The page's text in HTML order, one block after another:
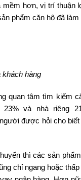
hơn, vị trí thuận
phẩm căn hộ đã làm
khách hàng
quan tâm tìm kiếm
và nhà riêng
được hỏi cho
thì các sản
chỉ ngang hoặc